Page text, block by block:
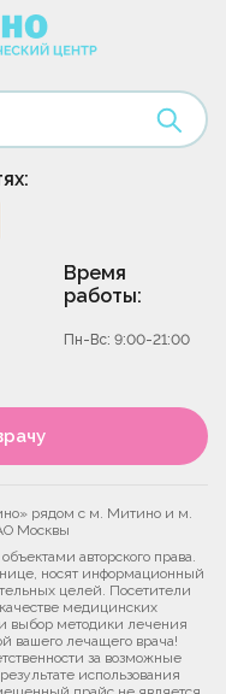
Время
работы:
Пн-Вс: 9:00-21:00
рядом с м. Митино и м.
Москвы
авторского права.
носят информационный
целей. Посетители
медицинских
выбор методики лечения
вашего лечащего врача!
за возможные
использования